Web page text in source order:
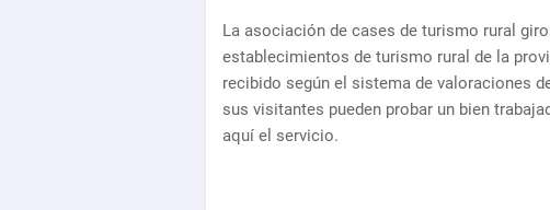
La asociación de cases de turismo rural
establecimientos de turismo rural de la
recibido según el sistema de valoraciones
sus visitantes pueden probar un bien
aquí el servicio.